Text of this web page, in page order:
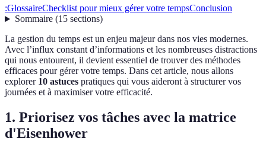
:GlossaireChecklist pour mieux gérer votre tempsConclusion
Sommaire(15 sections)
La gestion du temps est un enjeu majeur dans nos vies modernes.
Avec l’influx constant d’informations et les nombreuses distractions
qui nous entourent, il devient essentiel de trouver des méthodes
efficaces pour gérer votre temps. Dans cet article, nous allons
explorer 10 astuces pratiques qui vous aideront à structurer vos
journées et à maximiser votre efficacité.
1. Priorisez vos tâches avec la matrice
d'Eisenhower